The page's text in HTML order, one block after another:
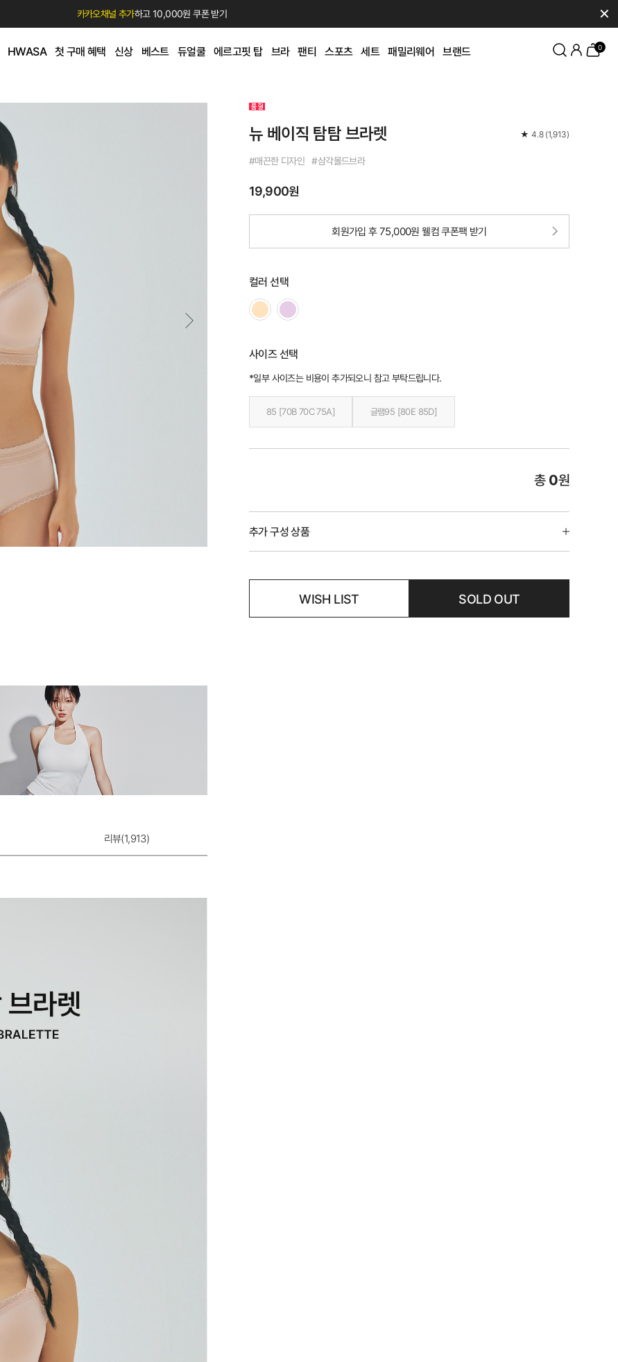
카카오채널 추가하고 10,000원 쿠폰 받기 ✕
HWASA 첫 구매 혜택 신상 베스트 듀얼쿨 에르고핏 탑 브라 팬티 스포츠 세트 패밀리웨어 브랜드 0
리뷰(1,913)
뉴 베이직 탐탐 브라렛 ★ 4.8 (1,913)
#매끈한 디자인 #삼각몰드브라
19,900원
회원가입 후 75,000원 웰컴 쿠폰팩 받기
컬러 선택
사이즈 선택
*일부 사이즈는 비용이 추가되오니 참고 부탁드립니다.
85 [70B 70C 75A] 글램95 [80E 85D]
총 0원
추가 구성 상품
WISH LIST SOLD OUT